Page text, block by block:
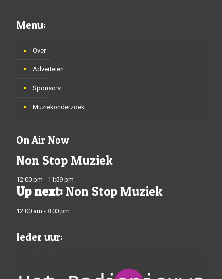
Menu:
Over
Adverteren
Sponsors
Muziekonderzoek
On Air Now
Non Stop Muziek
12:00 pm - 11:59 pm
Up next: Non Stop Muziek
12:00 am - 8:00 pm
Ieder uur: